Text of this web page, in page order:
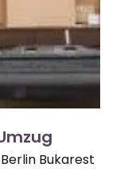
Bukarest